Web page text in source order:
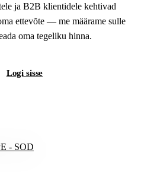
ja B2B klientidele kehtivad
ettevõte — me määrame sulle
oma tegeliku hinna.
Logi sisse